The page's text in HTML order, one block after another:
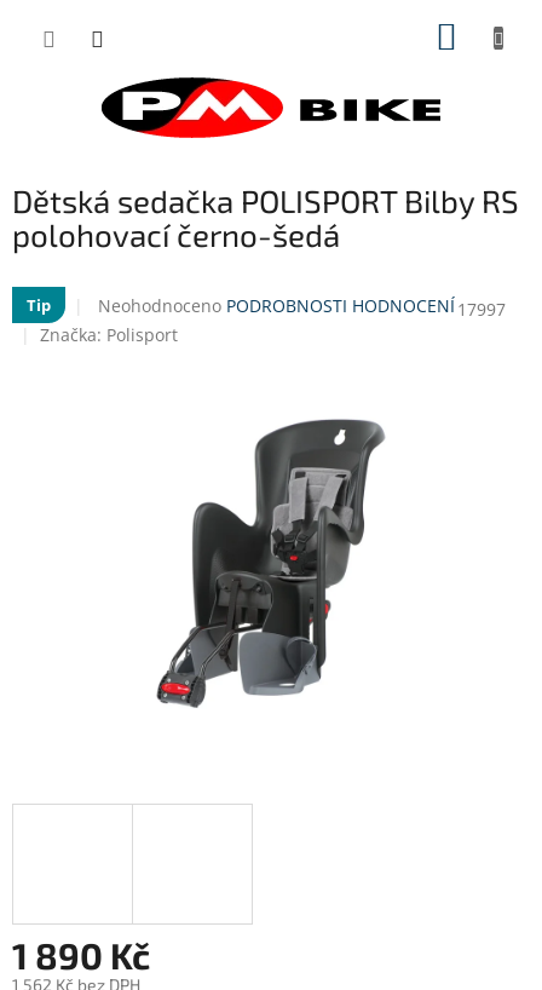
Dětská sedačka POLISPORT Bilby RS
polohovací černo-šedá
17997
Tip
Průměrné
hodnocení
produktu
Neohodnoceno PODROBNOSTI HODNOCENÍ
Značka: Polisport
1 890 Kč
1 562 Kč bez DPH